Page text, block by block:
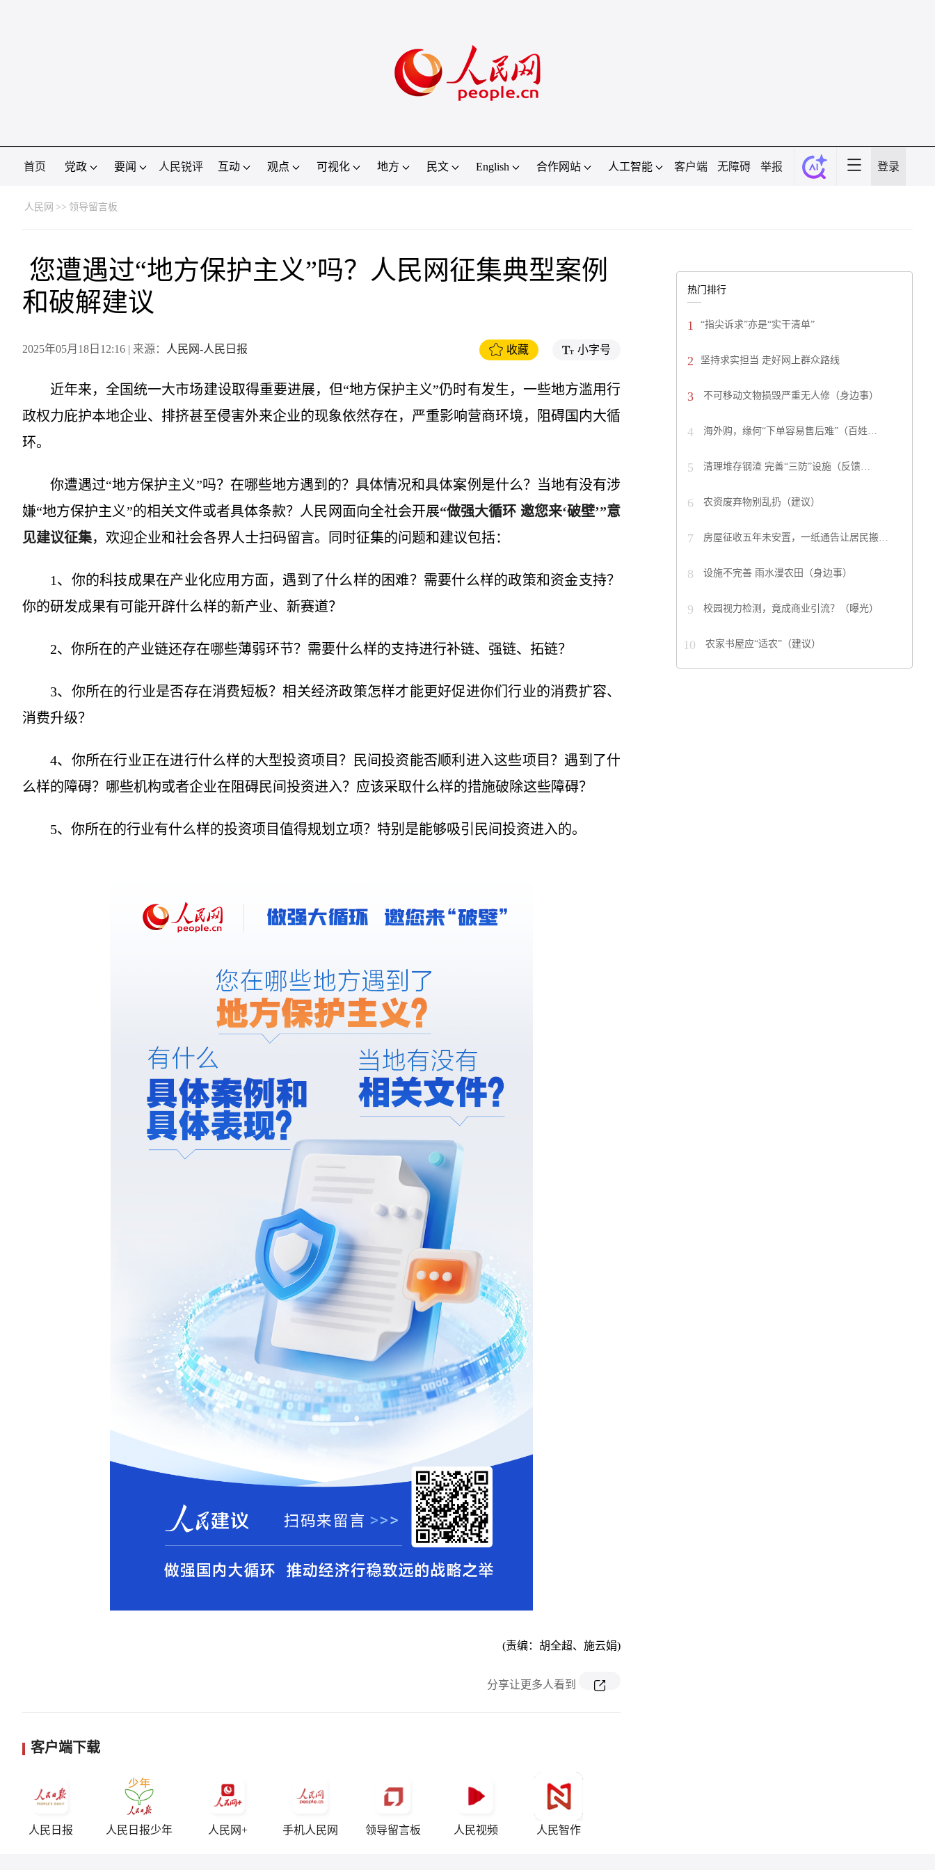
首页 党政 要闻 人民锐评 互动 观点 可视化 地方 民文 English 合作网站 人工智能 客户端 无障碍 举报 登录
人民网 >> 领导留言板
您遭遇过“地方保护主义”吗？人民网征集典型案例
和破解建议
2025年05月18日12:16 | 来源： 人民网-人民日报 收藏 小字号
近年来，全国统一大市场建设取得重要进展，但“地方保护主义”仍时有发生，一些地方滥用行
政权力庇护本地企业、排挤甚至侵害外来企业的现象依然存在，严重影响营商环境，阻碍国内大循
环。
你遭遇过“地方保护主义”吗？在哪些地方遇到的？具体情况和具体案例是什么？当地有没有涉
嫌“地方保护主义”的相关文件或者具体条款？人民网面向全社会开展“做强大循环 邀您来‘破壁’”意
见建议征集，欢迎企业和社会各界人士扫码留言。同时征集的问题和建议包括：
1、你的科技成果在产业化应用方面，遇到了什么样的困难？需要什么样的政策和资金支持？
你的研发成果有可能开辟什么样的新产业、新赛道？
2、你所在的产业链还存在哪些薄弱环节？需要什么样的支持进行补链、强链、拓链？
3、你所在的行业是否存在消费短板？相关经济政策怎样才能更好促进你们行业的消费扩容、
消费升级？
4、你所在行业正在进行什么样的大型投资项目？民间投资能否顺利进入这些项目？遇到了什
么样的障碍？哪些机构或者企业在阻碍民间投资进入？应该采取什么样的措施破除这些障碍？
5、你所在的行业有什么样的投资项目值得规划立项？特别是能够吸引民间投资进入的。
(责编：胡全超、施云娟)
分享让更多人看到
客户端下载
人民日报 人民日报少年 人民网+ 手机人民网 领导留言板 人民视频 人民智作
热门排行
1 “指尖诉求”亦是“实干清单”
2 坚持求实担当 走好网上群众路线
3 不可移动文物损毁严重无人修（身边事）
4 海外购，缘何“下单容易售后难”（百姓…
5 清理堆存钢渣 完善“三防”设施（反馈…
6 农资废弃物别乱扔（建议）
7 房屋征收五年未安置，一纸通告让居民搬…
8 设施不完善 雨水漫农田（身边事）
9 校园视力检测，竟成商业引流？（曝光）
10 农家书屋应“适农”（建议）